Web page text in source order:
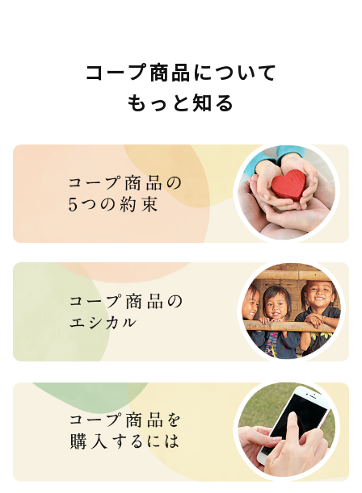
コープ商品について
もっと知る